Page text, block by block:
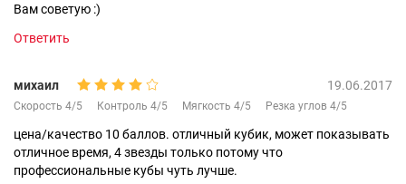
Вам советую :)
Ответить
михаил 19.06.2017
Скорость 4/5 Контроль 4/5 Мягкость 4/5 Резка углов 4/5
цена/качество 10 баллов. отличный кубик, может показывать
отличное время, 4 звезды только потому что
профессиональные кубы чуть лучше.